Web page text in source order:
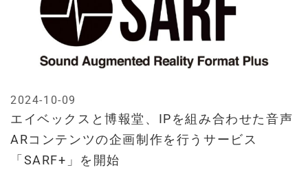
エイベックスと博報堂、IPを組み合わせた音声
ARコンテンツの企画制作を行うサービス
「SARF+」を開始
2024-10-09